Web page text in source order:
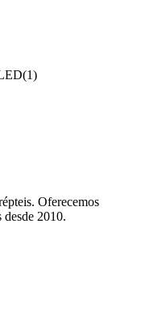
(1)
Oferecemos
desde 2010.